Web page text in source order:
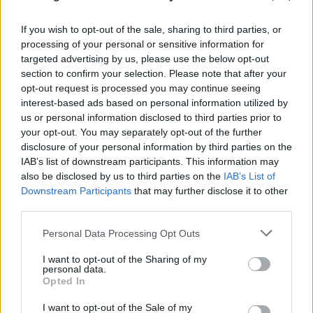
If you wish to opt-out of the sale, sharing to third parties, or
processing of your personal or sensitive information for
targeted advertising by us, please use the below opt-out
section to confirm your selection. Please note that after your
opt-out request is processed you may continue seeing
interest-based ads based on personal information utilized by
us or personal information disclosed to third parties prior to
your opt-out. You may separately opt-out of the further
disclosure of your personal information by third parties on the
IAB’s list of downstream participants. This information may
also be disclosed by us to third parties on the IAB’s List of
Downstream Participants that may further disclose it to other
Please note that this website/app uses one or more Google
not limited to your visit or usage behaviour. You may click to
grant or deny consent to Google and its third-party tags to
use your data for below specified purposes in below Google
consent section.
Personal Data Processing Opt Outs
I want to opt-out of the Sharing of my
personal data.
Opted In
I want to opt-out of the Sale of my
FBI»
06.08.2026 ΜΑΡΊΑ ΚΑΤΡΙΝΆΚΗ